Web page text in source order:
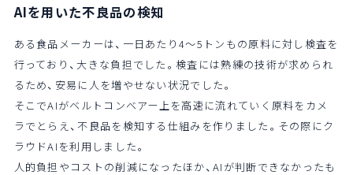
AIを用いた不良品の検知
ある食品メーカーは、一日あたり4～5トンもの原料に対し検査を
行っており、大きな負担でした。検査には熟練の技術が求められ
るため、安易に人を増やせない状況でした。
そこでAIがベルトコンベアー上を高速に流れていく原料をカメ
ラでとらえ、不良品を検知する仕組みを作りました。その際にク
ラウドAIを利用しました。
人的負担やコストの削減になったほか、AIが判断できなかったも